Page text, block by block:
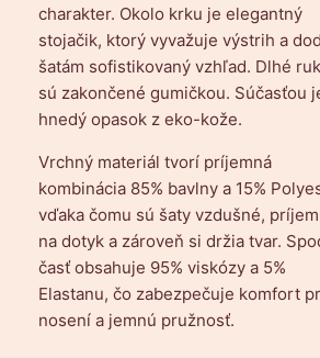
z
o
r
o
m
charakter. Okolo krku je elegantný
stojačik, ktorý vyvažuje výstrih a
šatám sofistikovaný vzhľad. Dlhé
sú zakončené gumičkou. Súčasťou
hnedý opasok z eko-kože.
Vrchný materiál tvorí príjemná
kombinácia 85% bavlny a 15%
vďaka čomu sú šaty vzdušné,
na dotyk a zároveň si držia tvar.
časť obsahuje 95% viskózy a 5%
Elastanu, čo zabezpečuje komfort
nosení a jemnú pružnosť.